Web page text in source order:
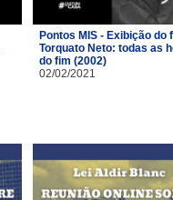
Pontos MIS - Exibição do
Torquato Neto: todas as
do fim (2002)
02/02/2021